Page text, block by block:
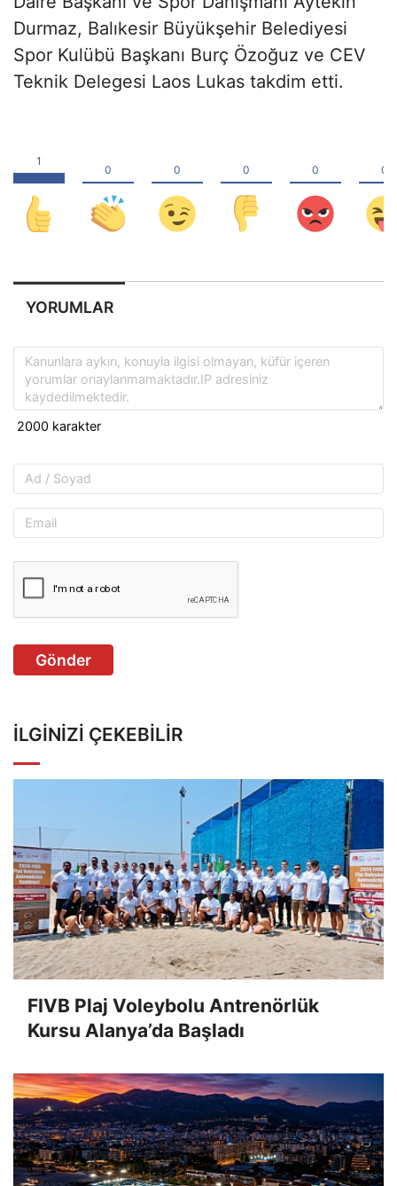
Durmaz, Balıkesir Büyükşehir Belediyesi
Spor Kulübü Başkanı Burç Özoğuz ve CEV
Teknik Delegesi Laos Lukas takdim etti.
YORUMLAR
Gönder
İLGINIZI ÇEKEBILIR
FIVB Plaj Voleybolu Antrenörlük
Kursu Alanya’da Başladı